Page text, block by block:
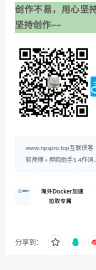
创作不易，用心坚
坚持创作~~
www.npspro.top互联侠客
软师傅 » 押韵助手1.4作词
分享到：